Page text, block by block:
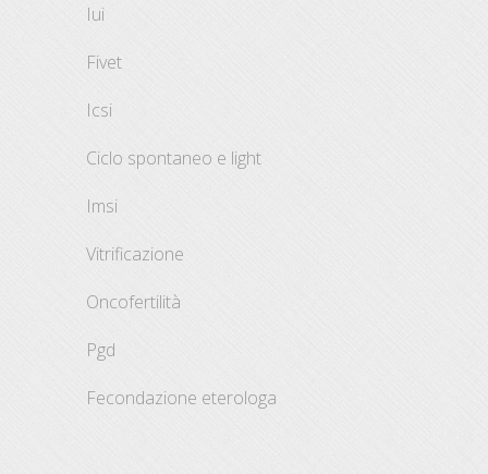
iui
fivet
icsi
ciclo spontaneo e light
imsi
vitrificazione
oncofertilità
pgd
fecondazione eterologa